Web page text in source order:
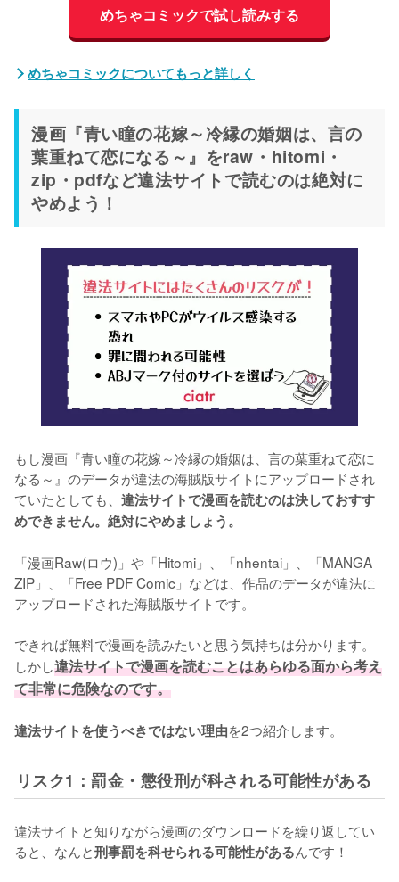
めちゃコミックで試し読みする
めちゃコミックについてもっと詳しく
漫画『青い瞳の花嫁～冷縁の婚姻は、言の
葉重ねて恋になる～』をraw・hitomi・
zip・pdfなど違法サイトで読むのは絶対に
やめよう！
もし漫画『青い瞳の花嫁～冷縁の婚姻は、言の葉重ねて恋に
なる～』のデータが違法の海賊版サイトにアップロードされ
ていたとしても、 違法サイトで漫画を読むのは決しておすす
めできません。絶対にやめましょう。
「漫画Raw(ロウ)」や「Hitomi」、「nhentai」、「MANGA
ZIP」、「Free PDF Comic」などは、作品のデータが違法に
アップロードされた海賊版サイトです。
できれば無料で漫画を読みたいと思う気持ちは分かります。
しかし違法サイトで漫画を読むことはあらゆる面から考え
て非常に危険なのです。
違法サイトを使うべきではない理由を2つ紹介します。
リスク1：罰金・懲役刑が科される可能性がある
違法サイトと知りながら漫画のダウンロードを繰り返してい
ると、なんと刑事罰を科せられる可能性があるんです！